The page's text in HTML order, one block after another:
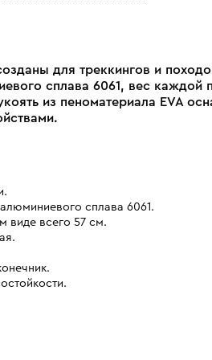
для треккингов и
сплава 6061, вес каждой
из пеноматериала EVA
сплава 6061.
виде всего 57 см.